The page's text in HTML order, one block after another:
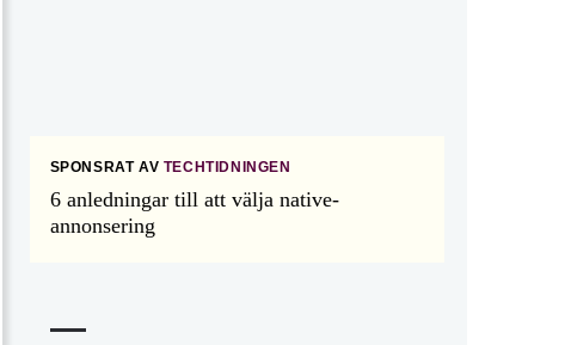
SPONSRAT AV TECHTIDNINGEN
6 anledningar till att välja native-
annonsering